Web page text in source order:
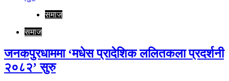
समाज
समाज
जनकपुरधाममा ‘मधेस प्रादेशिक ललितकला प्रदर्शनी
२०८२’ सुरु